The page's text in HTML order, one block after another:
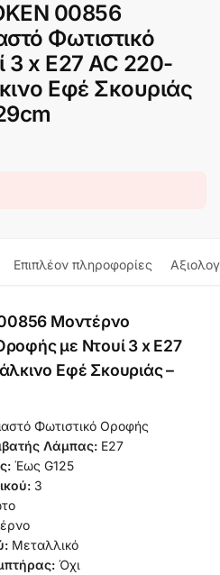
00856
Φωτιστικό
3 x E27 AC 220-
Εφέ Σκουριάς
Επιπλέον πληροφορίες
00856 Μοντέρνο
με Ντουί 3 x E27
Εφέ Σκουριάς –
Φωτιστικό Οροφής
Λάμπας: Ε27
Έως G125
3
Μεταλλικό
Όχι